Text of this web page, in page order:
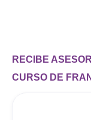
RECIBE
CURSO DE